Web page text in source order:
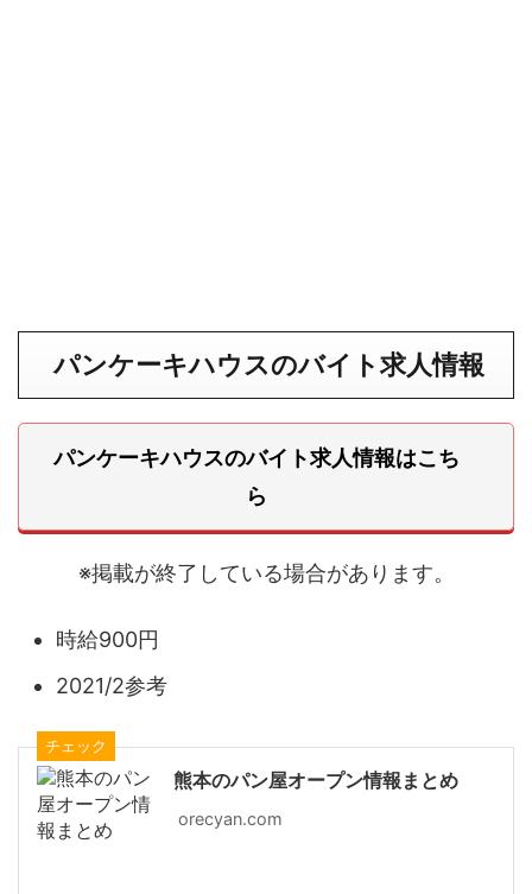
パンケーキハウスのバイト求人情報
パンケーキハウスのバイト求人情報はこち
ら
※掲載が終了している場合があります。
時給900円
2021/2参考
チェック
熊本のパン屋オープン情報まとめ
orecyan.com